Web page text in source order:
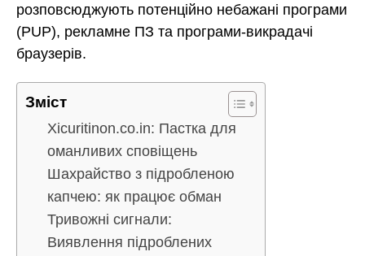
розповсюджують потенційно небажані програми
(PUP), рекламне ПЗ та програми-викрадачі
браузерів.
Зміст
Xicuritinon.co.in: Пастка для
оманливих сповіщень
Шахрайство з підробленою
капчею: як працює обман
Тривожні сигнали:
Виявлення підроблених